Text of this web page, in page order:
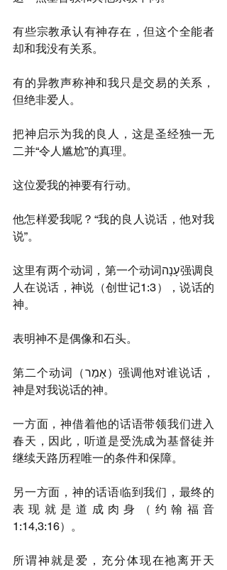
有些宗教承认有神存在，但这个全能者
却和我没有关系。
有的异教声称神和我只是交易的关系，
但绝非爱人。
把神启示为我的良人，这是圣经独一无
二并“令人尴尬”的真理。
这位爱我的神要有行动。
他怎样爱我呢？“我的良人说话，他对我
说”。
这里有两个动词，第一个动词עָנָה强调良
人在说话，神说（创世记1:3），说话的
神。
表明神不是偶像和石头。
第二个动词（אָמַר）强调他对谁说话，
神是对我说话的神。
一方面，神借着他的话语带领我们进入
春天，因此，听道是受洗成为基督徒并
继续天路历程唯一的条件和保障。
另一方面，神的话语临到我们，最终的
表现就是道成肉身（约翰福音
1:14,3:16）。
所谓神就是爱，充分体现在祂离开天